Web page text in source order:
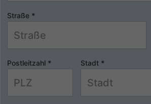
Straße *
Postleitzahl * Stadt *